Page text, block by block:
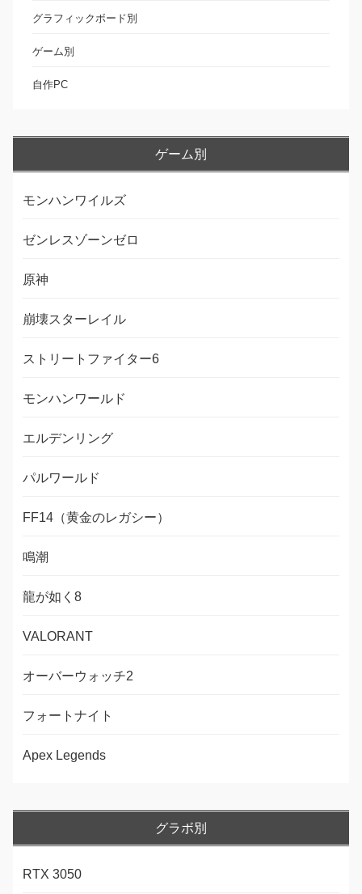
グラフィックボード別
ゲーム別
自作PC
ゲーム別
モンハンワイルズ
ゼンレスゾーンゼロ
原神
崩壊スターレイル
ストリートファイター6
モンハンワールド
エルデンリング
パルワールド
FF14（黄金のレガシー）
鳴潮
龍が如く8
VALORANT
オーバーウォッチ2
フォートナイト
Apex Legends
グラボ別
RTX 3050